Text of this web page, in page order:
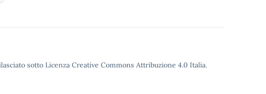
sotto Licenza Creative Commons Attribuzione 4.0 Italia.